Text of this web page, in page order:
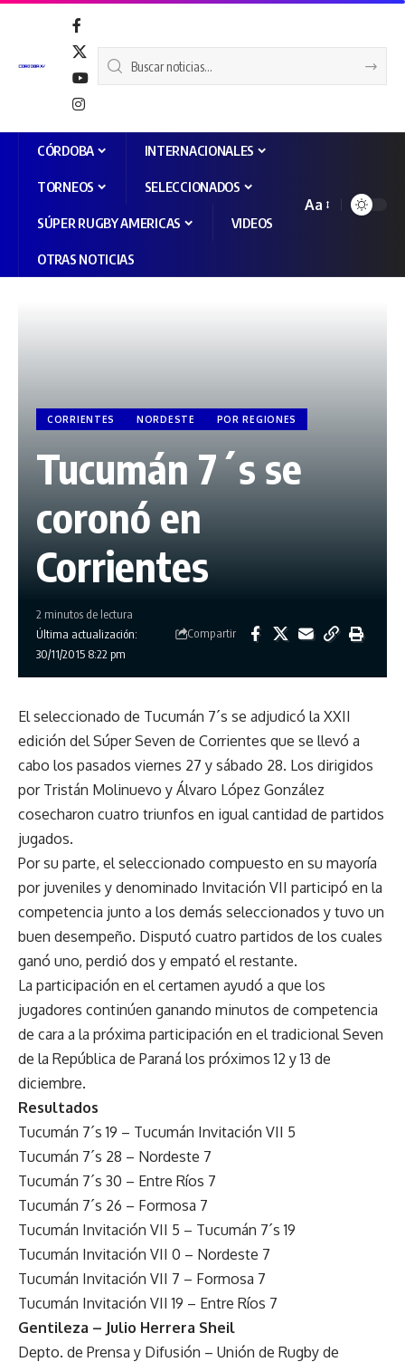
CÓRDOBA INTERNACIONALES
TORNEOS SELECCIONADOS
SÚPER RUGBY AMERICAS VIDEOS
OTRAS NOTICIAS
Aa
CORRIENTES NORDESTE POR REGIONES
Tucumán 7´s se
coronó en
Corrientes
Última actualización:
30/11/2015 8:22 pm
2 minutos de lectura
Compartir
El seleccionado de Tucumán 7´s se adjudicó la XXII
edición del Súper Seven de Corrientes que se llevó a
cabo los pasados viernes 27 y sábado 28. Los dirigidos
por Tristán Molinuevo y Álvaro López González
cosecharon cuatro triunfos en igual cantidad de partidos
jugados.
Por su parte, el seleccionado compuesto en su mayoría
por juveniles y denominado Invitación VII participó en la
competencia junto a los demás seleccionados y tuvo un
buen desempeño. Disputó cuatro partidos de los cuales
ganó uno, perdió dos y empató el restante.
La participación en el certamen ayudó a que los
jugadores continúen ganando minutos de competencia
de cara a la próxima participación en el tradicional Seven
de la República de Paraná los próximos 12 y 13 de
diciembre.
Resultados
Tucumán 7´s 19 – Tucumán Invitación VII 5
Tucumán 7´s 28 – Nordeste 7
Tucumán 7´s 30 – Entre Ríos 7
Tucumán 7´s 26 – Formosa 7
Tucumán Invitación VII 5 – Tucumán 7´s 19
Tucumán Invitación VII 0 – Nordeste 7
Tucumán Invitación VII 7 – Formosa 7
Tucumán Invitación VII 19 – Entre Ríos 7
Gentileza – Julio Herrera Sheil
Depto. de Prensa y Difusión – Unión de Rugby de